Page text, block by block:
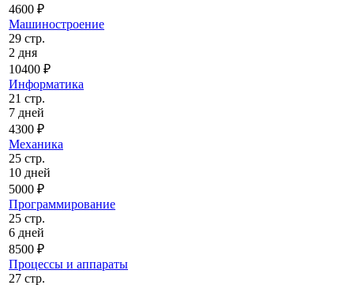
4600 ₽
Машиностроение
29 стр.
2 дня
10400 ₽
Информатика
21 стр.
7 дней
4300 ₽
Механика
25 стр.
10 дней
5000 ₽
Программирование
25 стр.
6 дней
8500 ₽
Процессы и аппараты
27 стр.